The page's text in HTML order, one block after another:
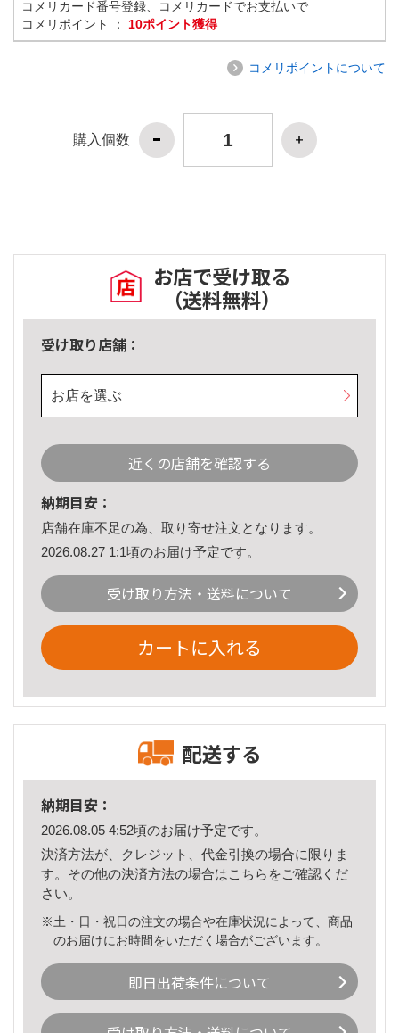
コメリカード番号登録、コメリカードでお支払いで
コメリポイント ： 10ポイント獲得
コメリポイントについて
購入個数
お店で受け取る
（送料無料）
受け取り店舗：
お店を選ぶ
近くの店舗を確認する
納期目安：
店舗在庫不足の為、取り寄せ注文となります。
2026.08.27 1:1頃のお届け予定です。
受け取り方法・送料について
カートに入れる
配送する
納期目安：
2026.08.05 4:52頃のお届け予定です。
決済方法が、クレジット、代金引換の場合に限りま
す。その他の決済方法の場合はこちら をご確認くだ
さい。
※土・日・祝日の注文の場合や在庫状況によって、商品
のお届けにお時間をいただく場合がございます。
即日出荷条件について